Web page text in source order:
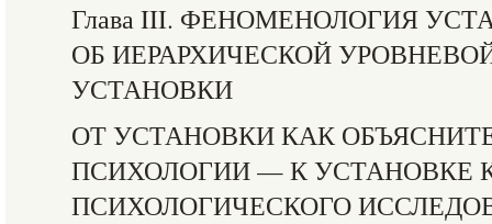
Глава III. ФЕНОМЕНОЛОГИЯ
ОБ ИЕРАРХИЧЕСКОЙ
УСТАНОВКИ
ОТ УСТАНОВКИ КАК
ПСИХОЛОГИИ — К УСТАНОВКЕ
ПСИХОЛОГИЧЕСКОГО